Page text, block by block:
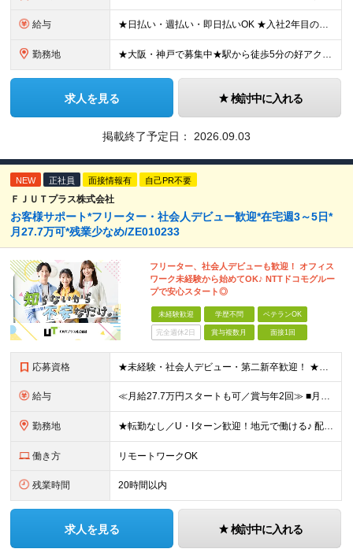
給与 ★日払い・週払い・即日払いOK ★入社2年目の平均年収687万円 ★入社3年目で年収900万円の社員も在籍 ＼2つのコースから給与形態を選べます！／ 【1】安定収入をゲットしたい方向けコース 基本給
勤務地 ★大阪・神戸で募集中★駅から徒歩5分の好アクセス ■新大阪事業所／大阪府大阪市東淀川区東中島4-11-6 ネオライフ新大阪ビル8F ■神戸事業所／兵庫県神戸市中央区多聞通4-4-13 歩11番館50
求人を見る 検討中に入れる
掲載終了予定日： 2026.09.03
NEW 正社員 面接情報有 自己PR不要
ＦＪＵＴプラス株式会社
お客様サポート*フリーター・社会人デビュー歓迎*在宅週3～5日*
月27.7万可*残業少なめ/ZE010233
フリーター、社会人デビューも歓迎！ オフィス
ワーク未経験から始めてOK♪ NTTドコモグルー
プで安心スタート◎
未経験歓迎 学歴不問 ベテランOK
完全週休2日 賞与複数月 面接1回
応募資格 ★未経験・社会人デビュー・第二新卒歓迎！ ★フリーターやブランクのある方も大歓迎！ ★20～40代幅広く活躍中 ■学歴不問 ＼こんな方にピッタリ／ --------------------- □ 正
給与 ≪月給27.7万円スタートも可／賞与年2回≫ ■月給21万円～27.7万円＋各種手当＋賞与年2回 ※給与は勤務地に応じて変更します ※年齢や経験・スキルなどを考慮して決定します ※時間外手当は全額支給
勤務地 ★転勤なし／U・Iターン歓迎！地元で働ける♪ 配属先：東京・神奈川・千葉・長野・石川・大阪・福岡・札幌・愛知・広島にある『NTTドコモ』グループ 《勤務地一覧》 ■東京 ・東京都新宿区新宿4-1-6
働き方 リモートワークOK
残業時間 20時間以内
求人を見る 検討中に入れる